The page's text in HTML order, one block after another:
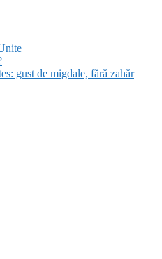
gust de migdale, fără zahăr